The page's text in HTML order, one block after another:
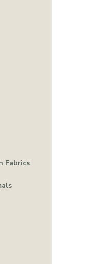
Fabrics